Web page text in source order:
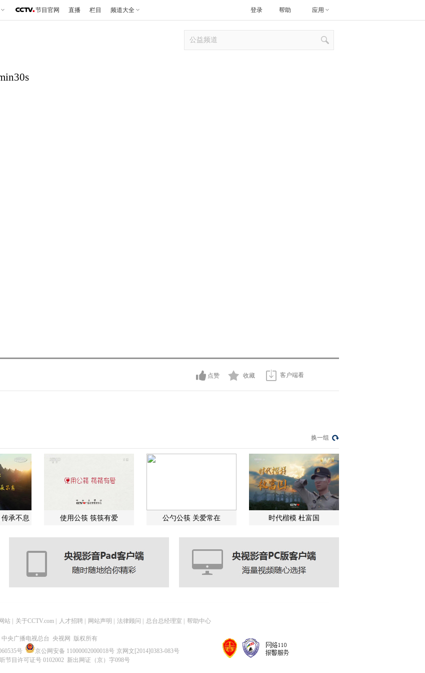
节目官网 直播 栏目 频道大全 帮助 应用
登录
点赞 收藏 客户端看
换一组
承不息 使用公筷 筷筷有爱 公勺公筷 关爱常在 时代楷模 杜富国
站 关于CCTV.com 人才招聘 网站声明 法律顾问 总台总经理室 帮助中心
中央广播电视总台 央视网 版权所有
号 京公网安备 11000002000018号 京网文[2014]0383-083号
节目许可证号 0102002 新出网证（京）字098号